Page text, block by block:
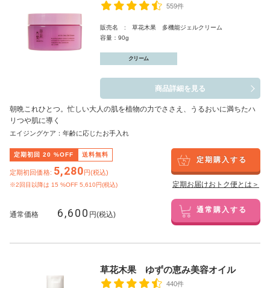
559件
販売名 : 草花木果 多機能ジェルクリーム
容量：90g
クリーム
商品詳細を見る
朝晩これひとつ。忙しい大人の肌を植物の力でささえ、うるおいに満ちたハ
リつや肌に導く
エイジングケア：年齢に応じたお手入れ
定期初回 20 %OFF 送料無料
定期初回価格: 5,280円(税込)
※2回目以降は 15 %OFF 5,610円(税込)
定期購入する
定期お届けおトク便とは＞
通常価格 6,600 円(税込) 通常購入する
草花木果 ゆずの恵み美容オイル
440件